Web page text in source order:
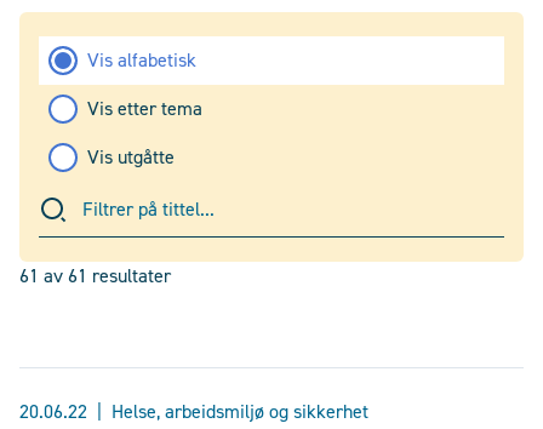
Vis alfabetisk
Vis etter tema
Vis utgåtte
61 av61 resultater
20.06.22 Helse, arbeidsmiljø og sikkerhet